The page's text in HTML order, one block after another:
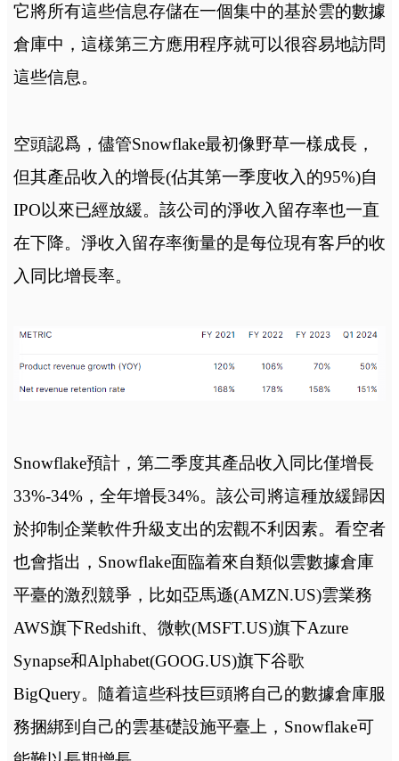
它將所有這些信息存儲在一個集中的基於雲的數據
倉庫中，這樣第三方應用程序就可以很容易地訪問
這些信息。
空頭認爲，儘管Snowflake最初像野草一樣成長，
但其產品收入的增長(佔其第一季度收入的95%)自
IPO以來已經放緩。該公司的淨收入留存率也一直
在下降。淨收入留存率衡量的是每位現有客戶的收
入同比增長率。
Snowflake預計，第二季度其產品收入同比僅增長
33%-34%，全年增長34%。該公司將這種放緩歸因
於抑制企業軟件升級支出的宏觀不利因素。看空者
也會指出，Snowflake面臨着來自類似雲數據倉庫
平臺的激烈競爭，比如亞馬遜(AMZN.US)雲業務
AWS旗下Redshift、微軟(MSFT.US)旗下Azure
Synapse和Alphabet(GOOG.US)旗下谷歌
BigQuery。隨着這些科技巨頭將自己的數據倉庫服
務捆綁到自己的雲基礎設施平臺上，Snowflake可